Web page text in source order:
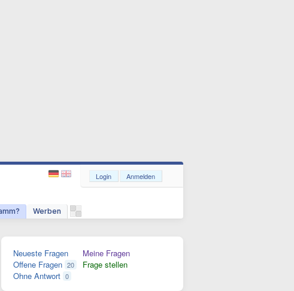
Werben
Login Anmelden
Neueste Fragen
Offene Fragen 20
Ohne Antwort 0
Meine Fragen
Frage stellen